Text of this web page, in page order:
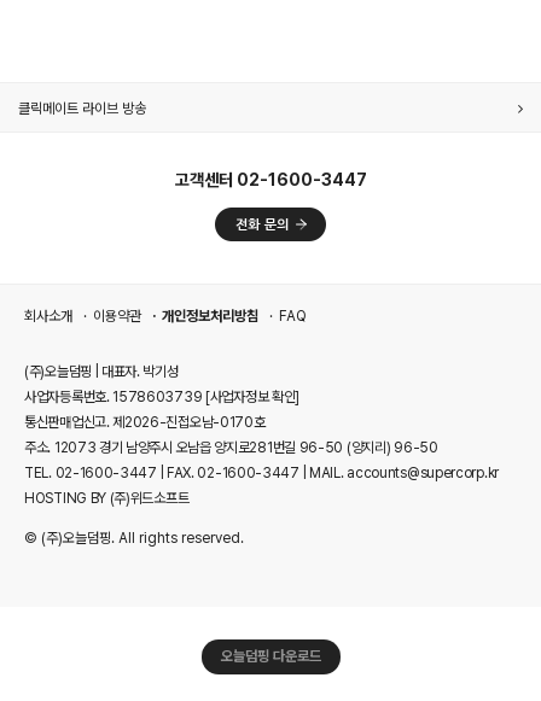
클릭메이트 라이브 방송
고객센터 02-1600-3447
회사소개 이용약관 개인정보처리방침 FAQ
(주)오늘덤핑 | 대표자. 박기성
사업자등록번호. 1578603739 [사업자정보 확인]
통신판매업신고. 제2026-진접오남-0170호
주소. 12073 경기 남양주시 오남읍 양지로281번길 96-50 (양지리) 96-50
TEL. 02-1600-3447 | FAX. 02-1600-3447 | MAIL. accounts@supercorp.kr
HOSTING BY (주)위드소프트
© (주)오늘덤핑. All rights reserved.
오늘덤핑 다운로드